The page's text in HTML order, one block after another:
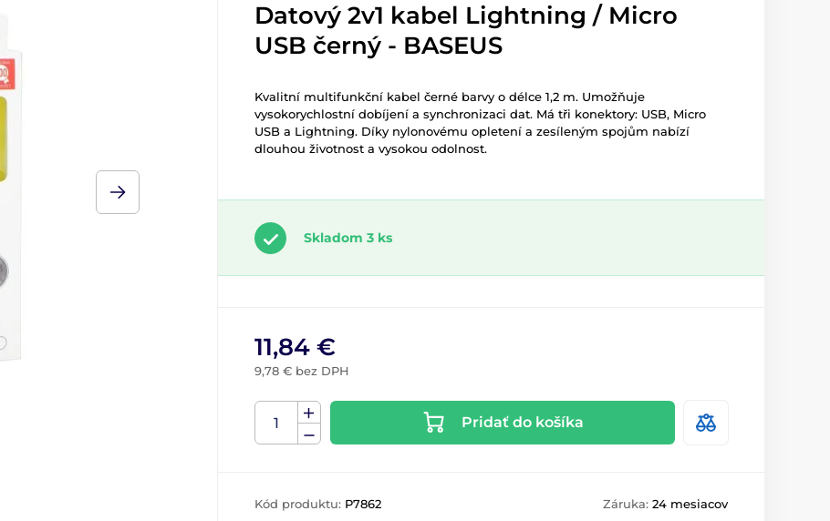
Datový 2v1 kabel Lightning / Micro
USB černý - BASEUS
Kvalitní multifunkční kabel černé barvy o délce 1,2 m. Umožňuje
vysokorychlostní dobíjení a synchronizaci dat. Má tři konektory: USB, Micro
USB a Lightning. Díky nylonovému opletení a zesíleným spojům nabízí
dlouhou životnost a vysokou odolnost.
Skladom 3 ks
11,84 €
9,78 € bez DPH
Pridať do košíka
Kód produktu: P7862 Záruka: 24 mesiacov